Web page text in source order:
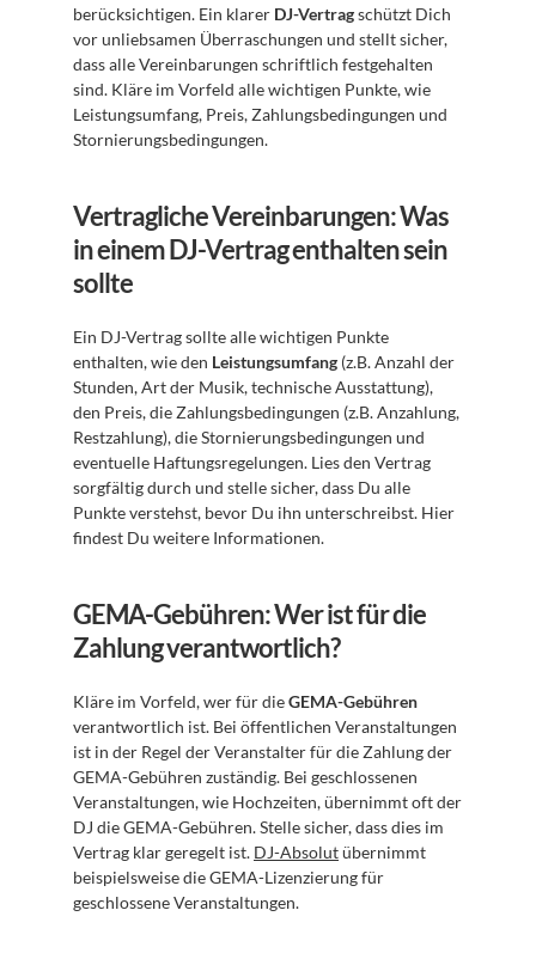
berücksichtigen. Ein klarer DJ-Vertrag schützt Dich
vor unliebsamen Überraschungen und stellt sicher,
dass alle Vereinbarungen schriftlich festgehalten
sind. Kläre im Vorfeld alle wichtigen Punkte, wie
Leistungsumfang, Preis, Zahlungsbedingungen und
Stornierungsbedingungen.
Vertragliche Vereinbarungen: Was
in einem DJ-Vertrag enthalten sein
sollte
Ein DJ-Vertrag sollte alle wichtigen Punkte
enthalten, wie den Leistungsumfang (z.B. Anzahl der
Stunden, Art der Musik, technische Ausstattung),
den Preis, die Zahlungsbedingungen (z.B. Anzahlung,
Restzahlung), die Stornierungsbedingungen und
eventuelle Haftungsregelungen. Lies den Vertrag
sorgfältig durch und stelle sicher, dass Du alle
Punkte verstehst, bevor Du ihn unterschreibst. Hier
findest Du weitere Informationen.
GEMA-Gebühren: Wer ist für die
Zahlung verantwortlich?
Kläre im Vorfeld, wer für die GEMA-Gebühren
verantwortlich ist. Bei öffentlichen Veranstaltungen
ist in der Regel der Veranstalter für die Zahlung der
GEMA-Gebühren zuständig. Bei geschlossenen
Veranstaltungen, wie Hochzeiten, übernimmt oft der
DJ die GEMA-Gebühren. Stelle sicher, dass dies im
Vertrag klar geregelt ist. DJ-Absolut übernimmt
beispielsweise die GEMA-Lizenzierung für
geschlossene Veranstaltungen.